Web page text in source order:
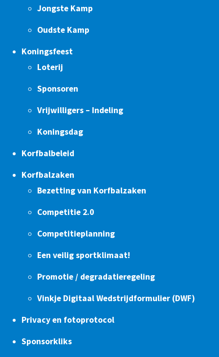
Jongste Kamp
Oudste Kamp
Koningsfeest
Loterij
Sponsoren
Vrijwilligers – Indeling
Koningsdag
Korfbalbeleid
Korfbalzaken
Bezetting van Korfbalzaken
Competitie 2.0
Competitieplanning
Een veilig sportklimaat!
Promotie / degradatieregeling
Vinkje Digitaal Wedstrijdformulier (DWF)
Privacy en fotoprotocol
Sponsorkliks